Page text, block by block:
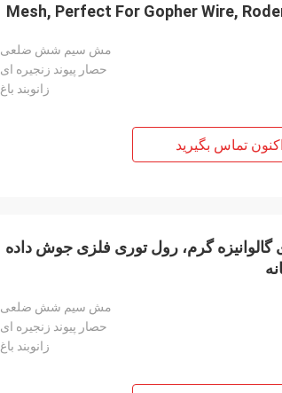
Mesh, Perfect For Gopher Wire,
مش سیم شش ضلعی
حصار پیوند زنجیره ای
زانوبند باغ
اکنون تماس بگیرید
گرم، رول توری فلزی جوش داده
مش سیم شش ضلعی
حصار پیوند زنجیره ای
زانوبند باغ